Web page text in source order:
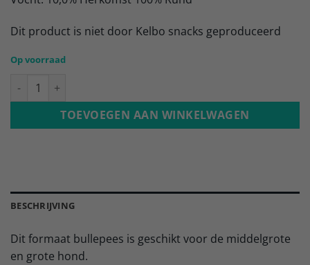
Dit product is niet door Kelbo snacks geproduceerd
Op voorraad
Bullepees 20cm - 10 stuks aantal
TOEVOEGEN AAN WINKELWAGEN
BESCHRIJVING
Dit formaat bullepees is geschikt voor de middelgrote
en grote hond.